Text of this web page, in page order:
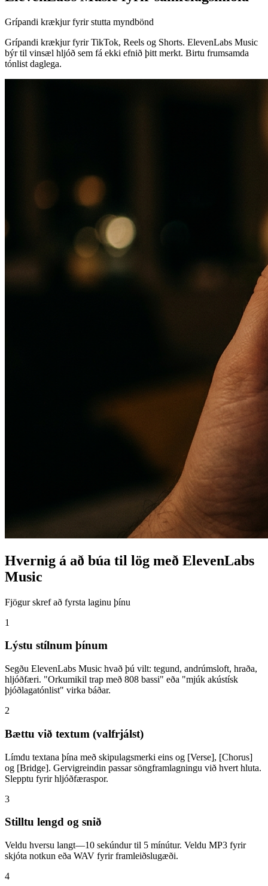
Grípandi krækjur fyrir stutta myndbönd
Grípandi krækjur fyrir TikTok, Reels og Shorts. ElevenLabs Music
býr til vinsæl hljóð sem fá ekki efnið þitt merkt. Birtu frumsamda
tónlist daglega.
Hvernig á að búa til lög með ElevenLabs
Music
Fjögur skref að fyrsta laginu þínu
1
Lýstu stílnum þínum
Segðu ElevenLabs Music hvað þú vilt: tegund, andrúmsloft, hraða,
hljóðfæri. "Orkumikil trap með 808 bassi" eða "mjúk akústísk
þjóðlagatónlist" virka báðar.
2
Bættu við textum (valfrjálst)
Límdu textana þína með skipulagsmerki eins og [Verse], [Chorus]
og [Bridge]. Gervigreindin passar söngframlagningu við hvert hluta.
Slepptu fyrir hljóðfæraspor.
3
Stilltu lengd og snið
Veldu hversu langt—10 sekúndur til 5 mínútur. Veldu MP3 fyrir
skjóta notkun eða WAV fyrir framleiðslugæði.
4